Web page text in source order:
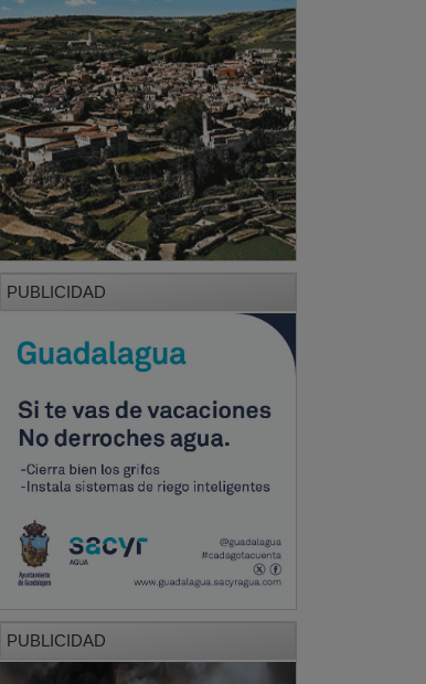
PUBLICIDAD
PUBLICIDAD